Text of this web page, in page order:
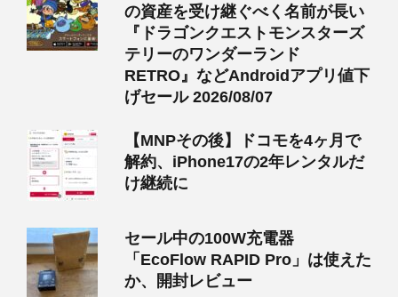
の資産を受け継ぐべく名前が長い
『ドラゴンクエストモンスターズ
テリーのワンダーランド
RETRO』などAndroidアプリ値下
げセール 2026/08/07
【MNPその後】ドコモを4ヶ月で
解約、iPhone17の2年レンタルだ
け継続に
セール中の100W充電器
「EcoFlow RAPID Pro」は使えた
か、開封レビュー